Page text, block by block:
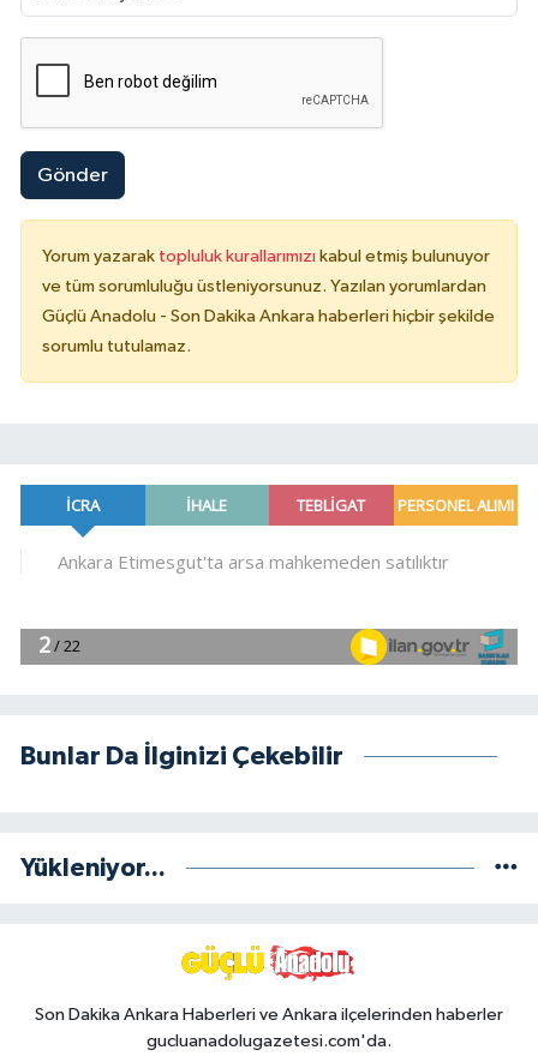
Gönder
Yorum yazarak topluluk kurallarımızı kabul etmiş bulunuyor
ve tüm sorumluluğu üstleniyorsunuz. Yazılan yorumlardan
Güçlü Anadolu - Son Dakika Ankara haberleri hiçbir şekilde
sorumlu tutulamaz.
Bunlar Da İlginizi Çekebilir
Yükleniyor...
Son Dakika Ankara Haberleri ve Ankara ilçelerinden haberler
gucluanadolugazetesi.com'da.